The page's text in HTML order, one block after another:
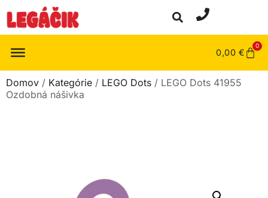
0,00 €
0
Domov / Kategórie / LEGO Dots / LEGO Dots 41955
Ozdobná nášivka